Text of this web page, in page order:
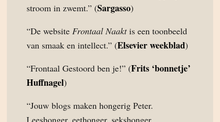
stroom in zwemt.” (Sargasso)
“De website Frontaal Naaktis een toonbeeld
van smaak en intellect.” (Elsevier weekblad)
“Frontaal Gestoord ben je!” (Frits ‘bonnetje’
Huffnagel)
“Jouw blogs maken hongerig Peter.
Leeshonger, eethonger, sekshonger,